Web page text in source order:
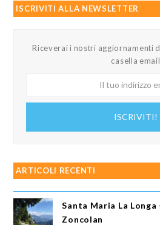
ISCRIVITI ALLA NEWSLETTER
Riceverai i nostri aggiornamenti
casella email
ISCRIVITI!
ARTICOLI RECENTI
Santa Maria La Longa
Zoncolan